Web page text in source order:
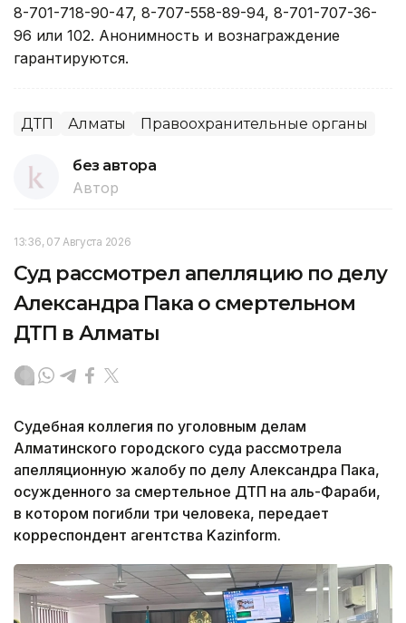
8-701-718-90-47, 8-707-558-89-94, 8-701-707-36-
96 или 102. Анонимность и вознаграждение
гарантируются.
ДТП Алматы Правоохранительные органы
без автора
Автор
13:36, 07 Августа 2026
Суд рассмотрел апелляцию по делу
Александра Пака о смертельном
ДТП в Алматы
Судебная коллегия по уголовным делам
Алматинского городского суда рассмотрела
апелляционную жалобу по делу Александра Пака,
осужденного за смертельное ДТП на аль-Фараби,
в котором погибли три человека, передает
корреспондент агентства Kazinform.